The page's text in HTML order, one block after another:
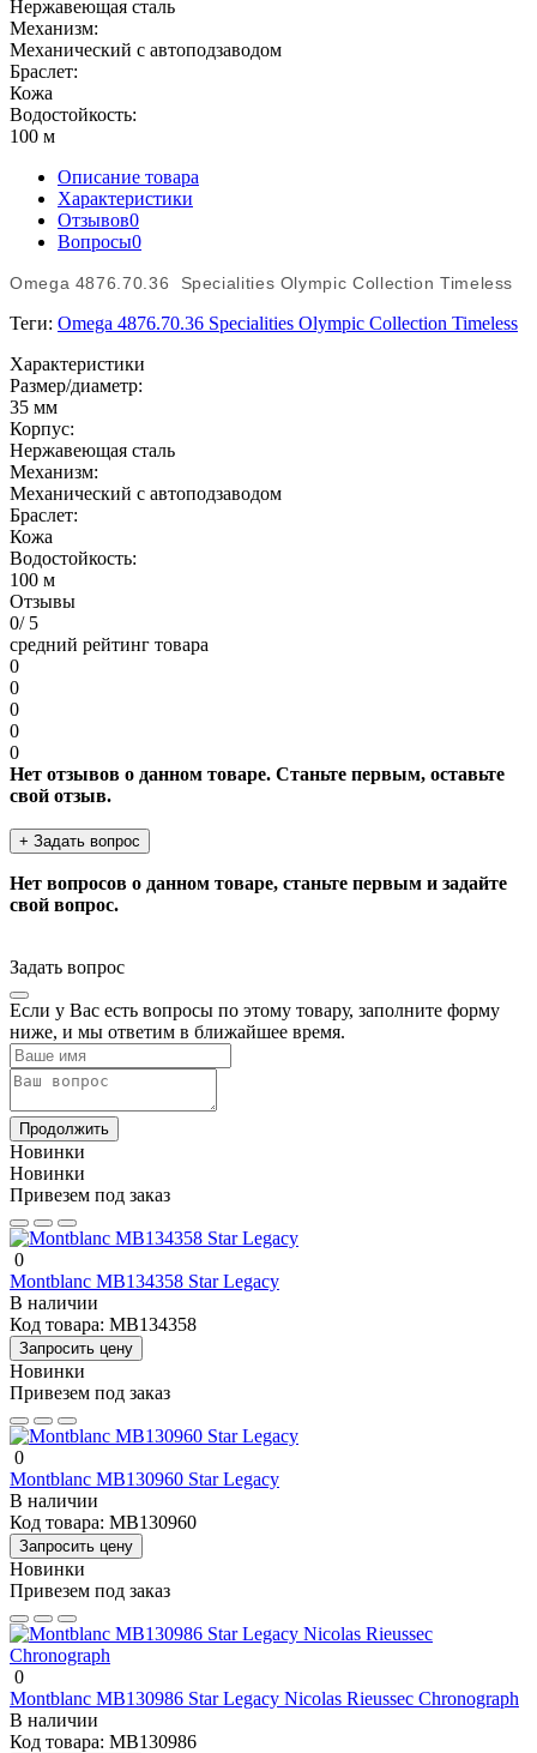
Нержавеющая сталь
Механизм:
Механический с автоподзаводом
Браслет:
Кожа
Водостойкость:
100 м
Описание товара
Характеристики
Отзывов0
Вопросы0
Omega 4876.70.36 Specialities Olympic Collection Timeless
Теги: Omega 4876.70.36 Specialities Olympic Collection Timeless
Характеристики
Размер/диаметр:
35 мм
Корпус:
Нержавеющая сталь
Механизм:
Механический с автоподзаводом
Браслет:
Кожа
Водостойкость:
100 м
Отзывы
0/ 5
средний рейтинг товара
0
0
0
0
0
Нет отзывов о данном товаре. Станьте первым, оставьте
свой отзыв.
+ Задать вопрос
Нет вопросов о данном товаре, станьте первым и задайте
свой вопрос.
Задать вопрос
Если у Вас есть вопросы по этому товару, заполните форму
ниже, и мы ответим в ближайшее время.
Продолжить
Новинки
Новинки
Привезем под заказ
0
Montblanc MB134358 Star Legacy
В наличии
Код товара: MB134358
Запросить цену
Новинки
Привезем под заказ
0
Montblanc MB130960 Star Legacy
В наличии
Код товара: MB130960
Запросить цену
Новинки
Привезем под заказ
0
Montblanc MB130986 Star Legacy Nicolas Rieussec Chronograph
В наличии
Код товара: MB130986